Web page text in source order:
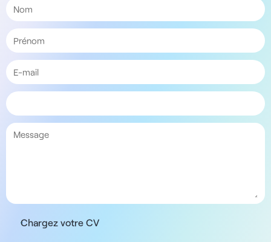
Chargez votre CV